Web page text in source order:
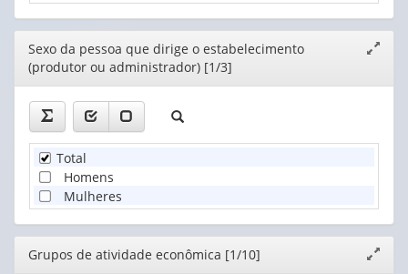
Editor
Sexo da pessoa que dirige o estabelecimento
(produtor ou administrador) [1/3]
Total
Homens
Mulheres
Editor
Grupos de atividade econômica [1/10]